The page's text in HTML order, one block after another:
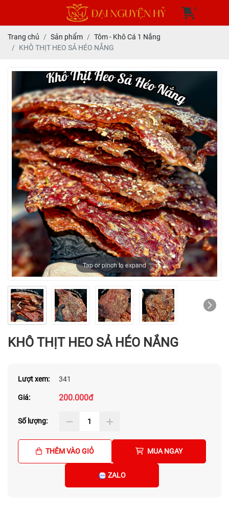
0
Trang chủ Sản phẩm
Tôm - Khô Cá 1 Nắng
KHÔ THỊT HEO SẢ HÉO NẮNG
Tap or pinch to expand
KHÔ THỊT HEO SẢ HÉO NẮNG
Lượt xem: 341
Giá: 200.000đ
Số lượng:
THÊM VÀO GIỎ MUA NGAY
ZALO